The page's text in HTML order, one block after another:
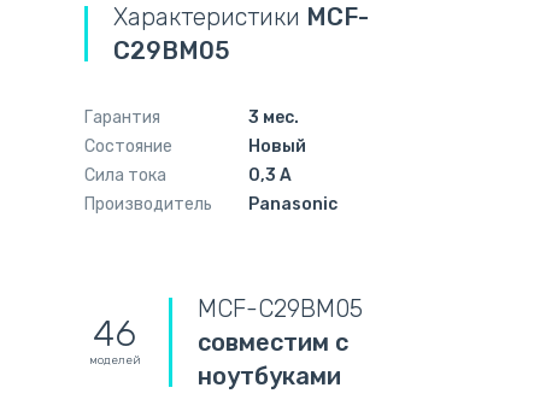
Характеристики MCF-
C29BM05
Гарантия
3 мес.
Состояние
Новый
Сила тока
0,3 А
Производитель
Panasonic
46
моделей
MCF-C29BM05
совместим с
ноутбуками